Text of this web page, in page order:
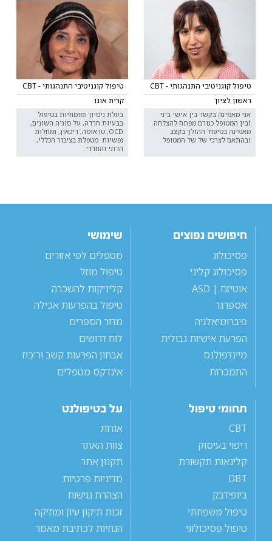
טיפול קוגניטיבי התנהגותי - CBT
ראשון לציון
אני מאמינה בקשר בין אישי ביני
ובין המטופל כגורם מפתח להצלחה.
מאמינה בטיפול ההולך בקצב
ובהתאם לצרכי של של המטופל.
טיפול קוגניטיבי התנהגותי - CBT
קרית אונו
בעלת ניסיון ומומחיות בטיפול
בבעיות חרדה, על סוגיה השונים,
OCD, טראומה, דיכאון, ומחלות
נפשיות. מטפלת בציבור הכללי,
הדתי והחרדי.
חיפושים נפוצים
פסיכולוג
פסיכולוג קליני
אוטיזם | ASD
אספרגר
פיברומיאלגיה
הפרעת אישיות גבולית
מיינדפולנס
התמכרות
שימושי
מטפלים לפי אזורים
טיפול מוזל
קליניקות להשכרה
טיפול בהפרעות אכילה
מדור הספרים
לוח דרושים
אבחון הפרעות קשב וריכוז
אינדקס מטפלים
תחומי טיפול
CBT
ריפוי בעיסוק
קלינאות תקשורת
DBT
ביופידבק
טיפול משפחתי
טיפול פסיכולוגי
על בטיפולנט
אודות
צוות האתר
תקנון אתר
מדיניות פרטיות
הצהרת נגישות
זכות תיקון עיון ומחיקה
הנחיות לכתיבת מאמר